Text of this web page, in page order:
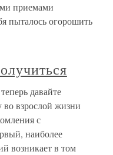
приемами
пыталось огорошить
давайте
во взрослой жизни
с
наиболее
возникает в том